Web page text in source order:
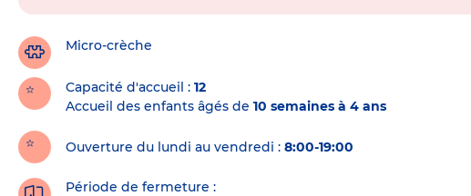
crècheMicro-crèche
Capacité d'accueil
12
Accueil des enfants âgés de 10 semaines à 4 ans
Ouverture du lundi au vendredi : 8:00-19:00
Période de fermeture :